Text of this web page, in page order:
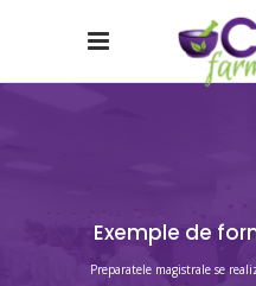
Exemple de
Preparatele magistrale se